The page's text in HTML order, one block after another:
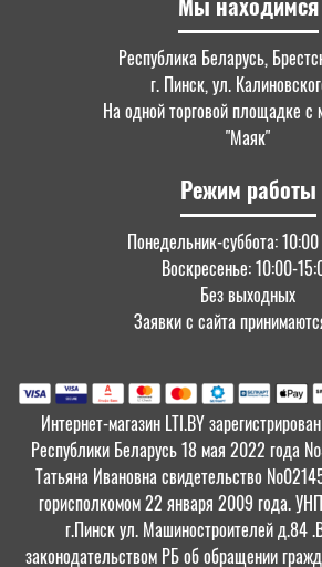
Республика Беларусь,
г. Пинск, ул.
На одной торговой площадке с
"Маяк"
Режим работы
Понедельник-суббота:
Воскресенье: 10:00-
Без выходных
Заявки с сайта
Интернет-магазин LTI.BY
Республики Беларусь 18 мая 2022 года
Татьяна Ивановна свидетельство
горисполкомом 22 января 2009 года.
г.Пинск ул. Машиностроителей д.84
законодательством РБ об обращении